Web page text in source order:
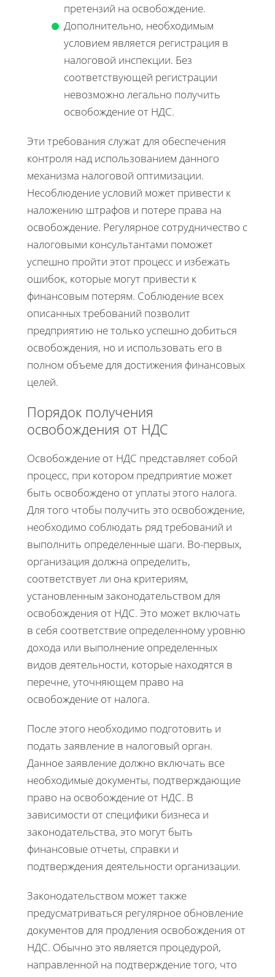
претензий на освобождение.
Дополнительно, необходимым
условием является регистрация в
налоговой инспекции. Без
соответствующей регистрации
невозможно легально получить
освобождение от НДС.
Эти требования служат для обеспечения
контроля над использованием данного
механизма налоговой оптимизации.
Несоблюдение условий может привести к
наложению штрафов и потере права на
освобождение. Регулярное сотрудничество с
налоговыми консультантами поможет
успешно пройти этот процесс и избежать
ошибок, которые могут привести к
финансовым потерям. Соблюдение всех
описанных требований позволит
предприятию не только успешно добиться
освобождения, но и использовать его в
полном объеме для достижения финансовых
целей.
Порядок получения
освобождения от НДС
Освобождение от НДС представляет собой
процесс, при котором предприятие может
быть освобождено от уплаты этого налога.
Для того чтобы получить это освобождение,
необходимо соблюдать ряд требований и
выполнить определенные шаги. Во-первых,
организация должна определить,
соответствует ли она критериям,
установленным законодательством для
освобождения от НДС. Это может включать
в себя соответствие определенному уровню
дохода или выполнение определенных
видов деятельности, которые находятся в
перечне, уточняющем право на
освобождение от налога.
После этого необходимо подготовить и
подать заявление в налоговый орган.
Данное заявление должно включать все
необходимые документы, подтверждающие
право на освобождение от НДС. В
зависимости от специфики бизнеса и
законодательства, это могут быть
финансовые отчеты, справки и
подтверждения деятельности организации.
Законодательством может также
предусматриваться регулярное обновление
документов для продления освобождения от
НДС. Обычно это является процедурой,
направленной на подтверждение того, что